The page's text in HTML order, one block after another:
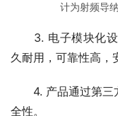
计为射频导
3. 电子模块化设
久耐用，可靠性高，
4. 产品通过第三
全性。